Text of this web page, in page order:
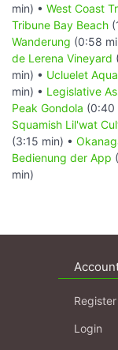
min) • West Coast
Tribune Bay Beach
Wanderung (0:58
de Lerena Vineyard
min) • Ucluelet
min) • Legislative
Peak Gondola (0:40
Squamish Lil'wat
(3:15 min) •
Bedienung der App
min)
Register
Login